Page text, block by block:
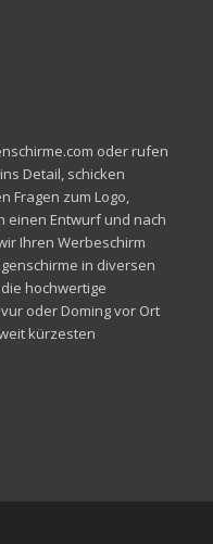
oder rufen
Detail, schicken
Fragen zum Logo,
einen Entwurf und nach
Ihren Werbeschirm
in diversen
hochwertige
oder Doming vor Ort
kürzesten